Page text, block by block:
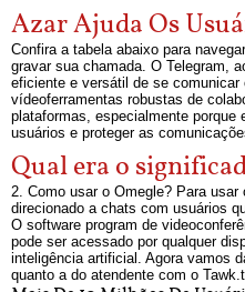
Azar Ajuda Os
Confira a tabela abaixo para
gravar sua chamada. O Telegram,
eficiente e versátil de se
vídeoferramentas robustas de
plataformas, especialmente
usuários e proteger as
Qual era o
2. Como usar o Omegle? Para
direcionado a chats com usuários
O software program de
pode ser acessado por qualquer
inteligência artificial. Agora vamos
quanto a do atendente com o